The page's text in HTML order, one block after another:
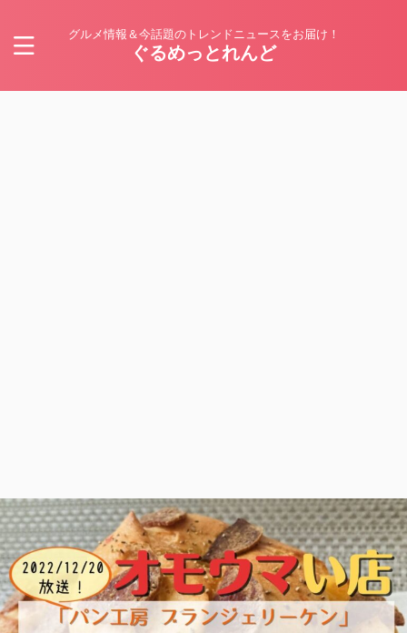
グルメ情報＆今話題のトレンドニュースをお届け！
ぐるめっとれんど